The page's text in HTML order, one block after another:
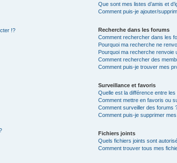
!?
Que sont mes listes d’amis et
Comment puis-je ajouter/
Recherche dans les forums
Comment rechercher dans les
Pourquoi ma recherche ne
Pourquoi ma recherche renvoie
Comment rechercher des
Comment puis-je trouver mes
Surveillance et favoris
Quelle est la différence entre
Comment mettre en favoris ou
Comment surveiller des forums
Comment puis-je supprimer
Fichiers joints
Quels fichiers joints sont
Comment trouver tous mes